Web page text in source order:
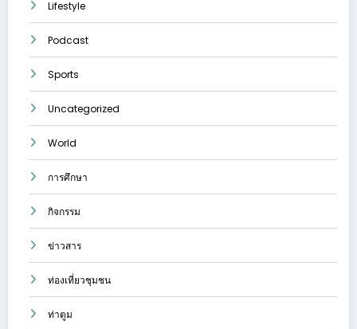
Lifestyle
Podcast
Sports
Uncategorized
World
การศึกษา
กิจกรรม
ข่าวสาร
ท่องเที่ยวชุมชน
ท่าตูม